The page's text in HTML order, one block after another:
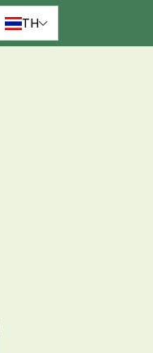
TH